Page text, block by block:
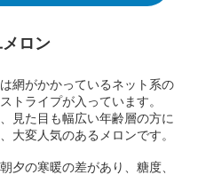
ロン
網がかかっているネット系の
トライプが入っています。
見た目も幅広い年齢層の方に
大変人気のあるメロンです。
夕の寒暖の差があり、糖度、